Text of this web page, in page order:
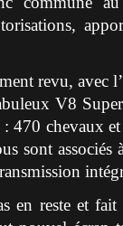
revu, avec
V8
: 470 chevaux
sont associés
en reste et